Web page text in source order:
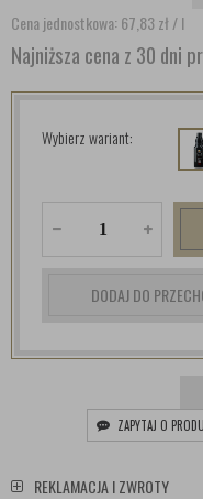
Cena jednostkowa: 67,83zł/ l
Najniższa cena z 30 dni
Wybierz wariant:
DODAJ DO
ZAPYTAJ O
REKLAMACJA I ZWROTY